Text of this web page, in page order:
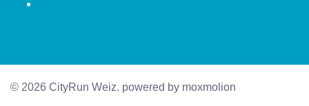
© 2026 CityRun Weiz. powered by moxmolion